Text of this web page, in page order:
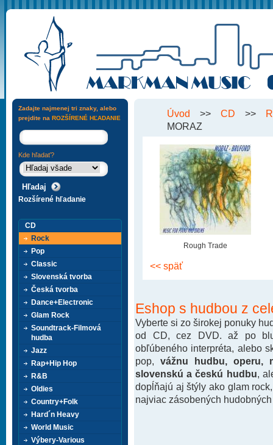
Úvod >> CD >>
MORAZ
Rough Trade
<< späť
Eshop s hudbou z
Vyberte si zo širokej ponuky
od CD, cez DVD. až po
obľúbeného interpréta, alebo
pop, vážnu hudbu, operu,
slovenskú a českú hudbu ,
dopĺňajú aj štýly ako glam
najviac zásobených
Zadajte najmenej tri znaky, alebo
prejdite na ROZŠÍRENÉ HĽADANIE
Kde hľadať?
Rozšírené hľadanie
CD
Rock
Pop
Classic
Slovenská tvorba
Česká tvorba
Dance+Electronic
Glam Rock
Soundtrack-Filmová
hudba
Jazz
Rap+Hip Hop
R&B
Oldies
Country+Folk
Hard´n Heavy
World Music
Výbery-Various